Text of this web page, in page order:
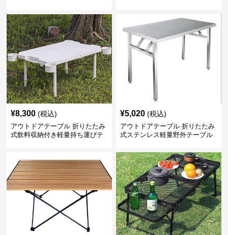
¥8,300 (税込)
アウトドアテーブル 折りたたみ
式飲料収納付き軽量持ち運びテ
¥5,020 (税込)
アウトドアテーブル 折りたたみ
式ステンレス軽量野外テーブル